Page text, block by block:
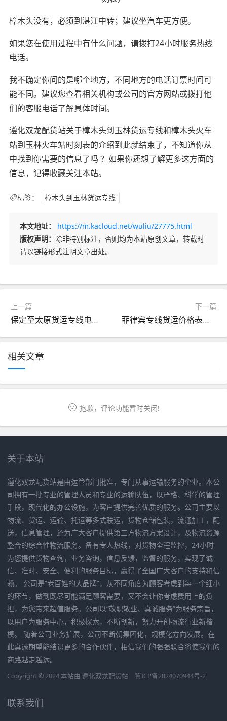
樟木头没有，必须到湛江中转；建议坐汽车更方便。
如果您在使用过程中有什么问题，请拨打24小时服务热线
电话。
我不确定你问的是哪个地方，不同地方的电话订票时间可
能不同。建议您查看相关机构或公司的官方网站或拨打他
们的客服电话了解具体时间。
遵化双龙配货站关于樟木头到玉林货运专线和樟木头火车
站到玉林火车站时刻表的介绍到此就结束了，不知道你从
中找到你需要的信息了吗 ？如果你还想了解更多这方面的
信息，记得收藏关注本站。
标签： 樟木头到玉林货运专线
本文地址：
https://m.kacloud.net/wuliu/27775.html
版权声明： 除非特别标注，否则均为本站原创文章，转载时
请以链接形式注明文章出处。
上一篇
保定至太原货运专线电话（保定到太原物流公司）
下一篇
菲律宾专线货运价格表（菲律宾运费价格表）
相关文章
抱歉，评论功能暂时关闭!
关于本站
遵化双龙配货站是由运管部门批准，专门从事运输服务的企业。本公
司拥有一批专业的管理人员和专业的运输队伍，以严格、科学的管理
手段，现代化的办公设施，为客户提供完善优质的服务。公司主要以
物流、货运、运输、托运等多式联运，货物仓储包装，流通加工，配
送，信息管理，还为广大客户提供第三方物流方案设计，及物流资源
整合的综合性物流服务。备有专人热线，对货物全程监控，24小时
为您提供货物查询，业务咨询，信息反馈，监督的服务，实现了诚
信、准时、安全、便利的服务目标，赢得了全国广大客户的支持和信
赖。 公司是“老百姓的大品牌”，从不同角度为顾客考虑到每一个细小
的环节，做到既尽可能满足顾客需要，又不会让你考虑费用上的负
担，为您带来超值服务。公司以“敬职敬业、真诚服务”为服务宗旨，
以用户为服务中心，积极探索，不断创新，努力开创物流行业新楷
模。 随着公司业务扩展，公司不断朝集团化，规模化方向发展。在
此真诚期望能结识更多的合作伙伴，相信我们的强强联合将使我们的
商路越走越远。
Copyright © 2024 本站由 遵化双龙配货站 冀ICP备2024070944号-2
联系我们